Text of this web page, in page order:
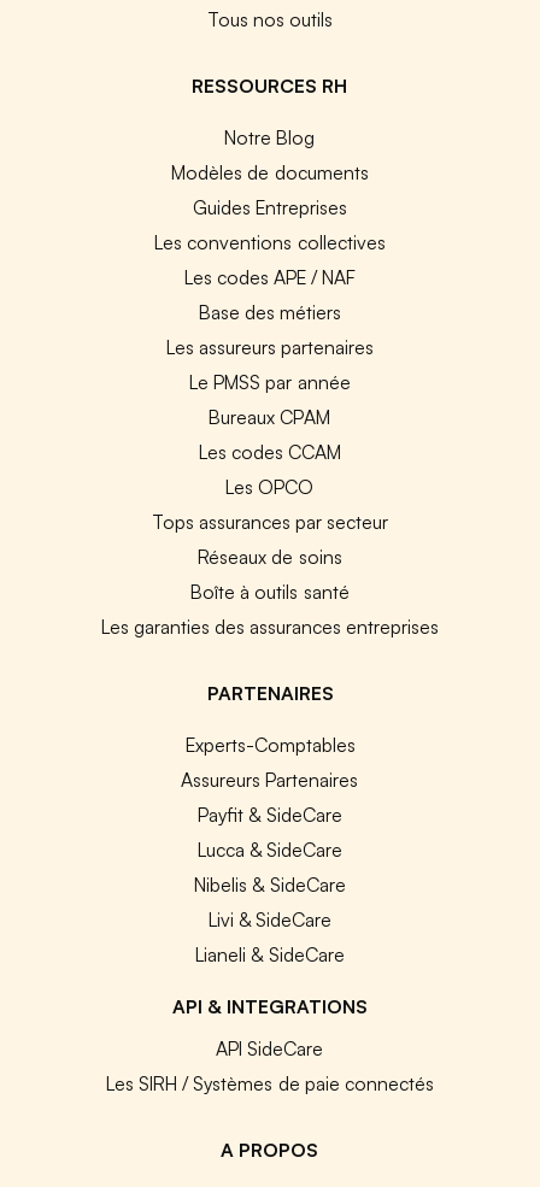
Tous nos outils
RESSOURCES RH
Notre Blog
Modèles de documents
Guides Entreprises
Les conventions collectives
Les codes APE / NAF
Base des métiers
Les assureurs partenaires
Le PMSS par année
Bureaux CPAM
Les codes CCAM
Les OPCO
Tops assurances par secteur
Réseaux de soins
Boîte à outils santé
Les garanties des assurances entreprises
PARTENAIRES
Experts-Comptables
Assureurs Partenaires
Payfit & SideCare
Lucca & SideCare
Nibelis & SideCare
Livi & SideCare
Lianeli & SideCare
API & INTEGRATIONS
API SideCare
Les SIRH / Systèmes de paie connectés
A PROPOS